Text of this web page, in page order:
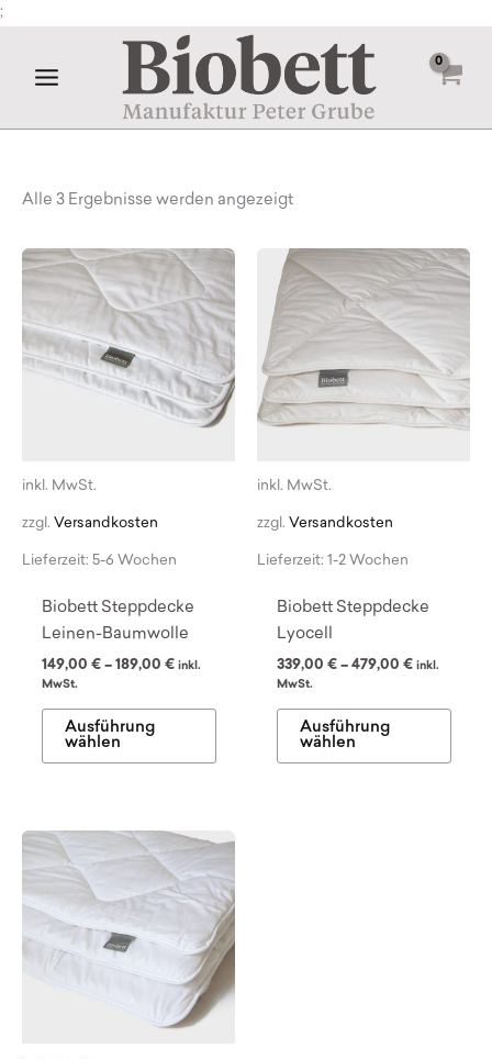
;Zum
Alle 3 Ergebnisse werden angezeigt
inkl. MwSt.
zzgl. Versandkosten
Lieferzeit: 5-6 Wochen
Biobett Steppdecke
Leinen-Baumwolle
149,00 €– 189,00 € inkl.
MwSt.
Ausführung
wählen
Dieses
weist
auf.
Die
Optionen
können
auf
der
Produktseite
inkl. MwSt.
zzgl. Versandkosten
Lieferzeit: 1-2 Wochen
Biobett Steppdecke
Lyocell
339,00 €– 479,00 € inkl.
MwSt.
Ausführung
wählen
weist